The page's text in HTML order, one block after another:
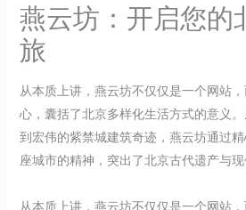
燕云坊：开启您的
旅
从本质上讲，燕云坊不仅仅是一个网站
心，囊括了北京多样化生活方式的意义
到宏伟的紫禁城建筑奇迹，燕云坊通过
座城市的精神，突出了北京古代遗产与现
从本质上讲，燕云坊不仅仅是一个网站